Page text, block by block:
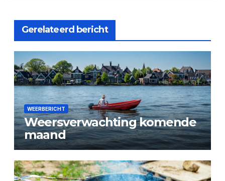
Gerelateerd bericht
WEERBERICHT
Weersverwachting komende
maand